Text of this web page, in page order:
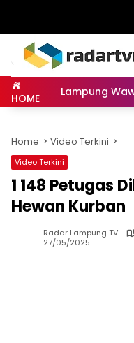
HOME Lampung
Home Video Terkini
Video Terkini
1 148 Petugas
Hewan Kurban
Radar Lampung TV
27/05/2025